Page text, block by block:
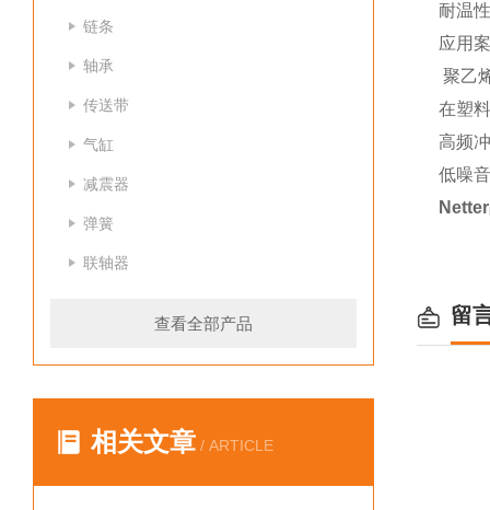
链条
轴承
传送带
气缸
减震器
弹簧
联轴器
查看全部产品
相关文章 / ARTICLE
耐温
应用
聚乙
在塑
高频
低噪
留